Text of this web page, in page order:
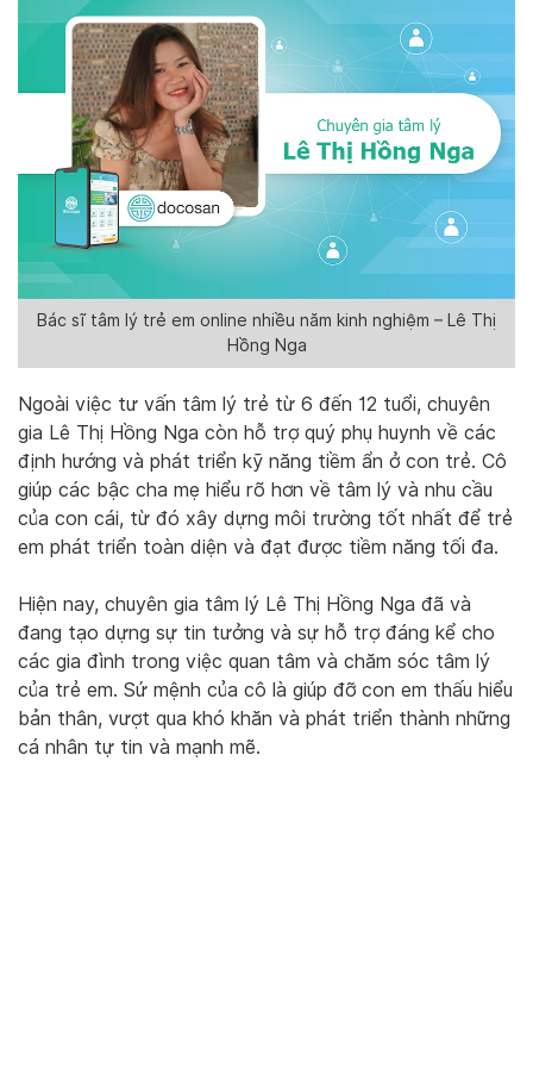
Bác sĩ tâm lý trẻ em online nhiều năm kinh nghiệm – Lê Thị
Hồng Nga
Ngoài việc tư vấn tâm lý trẻ từ 6 đến 12 tuổi, chuyên
gia Lê Thị Hồng Nga còn hỗ trợ quý phụ huynh về các
định hướng và phát triển kỹ năng tiềm ẩn ở con trẻ. Cô
giúp các bậc cha mẹ hiểu rõ hơn về tâm lý và nhu cầu
của con cái, từ đó xây dựng môi trường tốt nhất để trẻ
em phát triển toàn diện và đạt được tiềm năng tối đa.
Hiện nay, chuyên gia tâm lý Lê Thị Hồng Nga đã và
đang tạo dựng sự tin tưởng và sự hỗ trợ đáng kể cho
các gia đình trong việc quan tâm và chăm sóc tâm lý
của trẻ em. Sứ mệnh của cô là giúp đỡ con em thấu hiểu
bản thân, vượt qua khó khăn và phát triển thành những
cá nhân tự tin và mạnh mẽ.